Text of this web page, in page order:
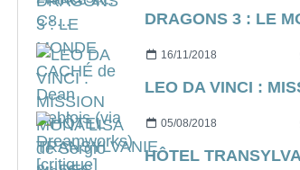
16/11/2018
05/08/2018